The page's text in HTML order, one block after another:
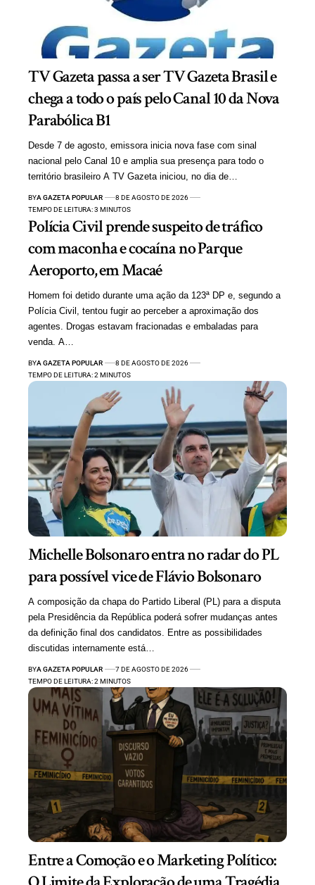
TV Gazeta passa a ser TV Gazeta Brasil e
chega a todo o país pelo Canal 10 da Nova
Parabólica B1
Desde 7 de agosto, emissora inicia nova fase com sinal
nacional pelo Canal 10 e amplia sua presença para todo o
território brasileiro A TV Gazeta iniciou, no dia de…
BYA GAZETA POPULAR
8 DE AGOSTO DE 2026
TEMPO DE LEITURA: 3 MINUTOS
Polícia Civil prende suspeito de tráfico
com maconha e cocaína no Parque
Aeroporto, em Macaé
Homem foi detido durante uma ação da 123ª DP e, segundo a
Polícia Civil, tentou fugir ao perceber a aproximação dos
agentes. Drogas estavam fracionadas e embaladas para
venda. A…
BYA GAZETA POPULAR
8 DE AGOSTO DE 2026
TEMPO DE LEITURA: 2 MINUTOS
Michelle Bolsonaro entra no radar do PL
para possível vice de Flávio Bolsonaro
A composição da chapa do Partido Liberal (PL) para a disputa
pela Presidência da República poderá sofrer mudanças antes
da definição final dos candidatos. Entre as possibilidades
discutidas internamente está…
BYA GAZETA POPULAR
7 DE AGOSTO DE 2026
TEMPO DE LEITURA: 2 MINUTOS
Entre a Comoção e o Marketing Político: